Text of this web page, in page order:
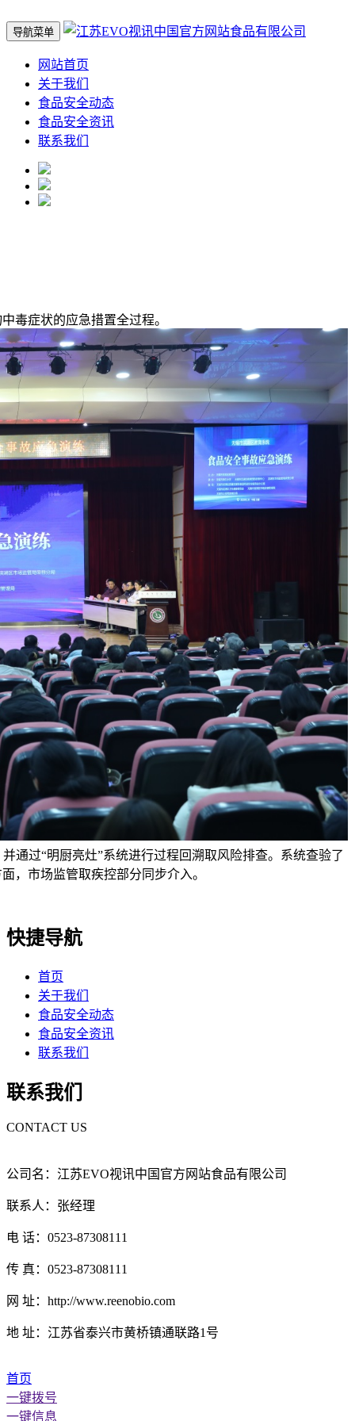
导航菜单
网站首页
关于我们
食品安全动态
食品安全资讯
联系我们
症状的应急措置全过程。
通过“明厨亮灶”系统进行过程回溯取风险排查。系统查验了
，市场监管取疾控部分同步介入。
快捷导航
首页
关于我们
食品安全动态
食品安全资讯
联系我们
联系我们
CONTACT US
公司名：江苏EVO视讯中国官方网站食品有限公司
联系人：张经理
电 话：0523-87308111
传 真：0523-87308111
网 址：http://www.reenobio.com
地 址：江苏省泰兴市黄桥镇通联路1号
首页
一键拨号
一键信息